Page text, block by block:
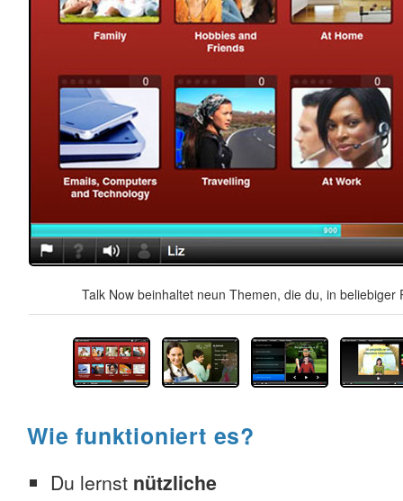
Talk Now beinhaltet neun Themen, die du, in
Wie funktioniert es?
Du lernst nützliche